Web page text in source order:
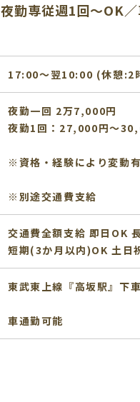
夜勤専従週1回～OK
17:00〜翌10:00 (休憩:2
夜勤一回 2万7,000円
夜勤1回：27,000円～
※資格・経験により変動有
※別途交通費支給
交通費全額支給 即日OK
短期(3か月以内)OK 土日
東武東上線『高坂駅』
車通勤可能